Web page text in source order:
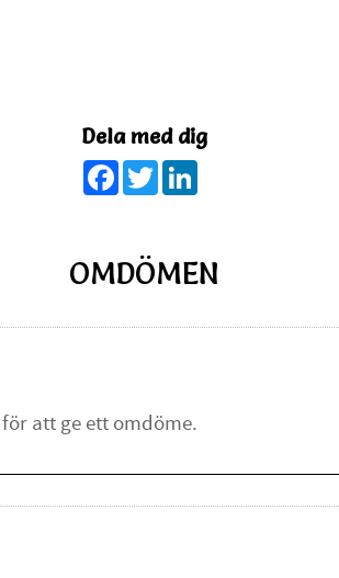
Dela med dig
Facebook
TwitterLinkedIn
OMDÖMEN